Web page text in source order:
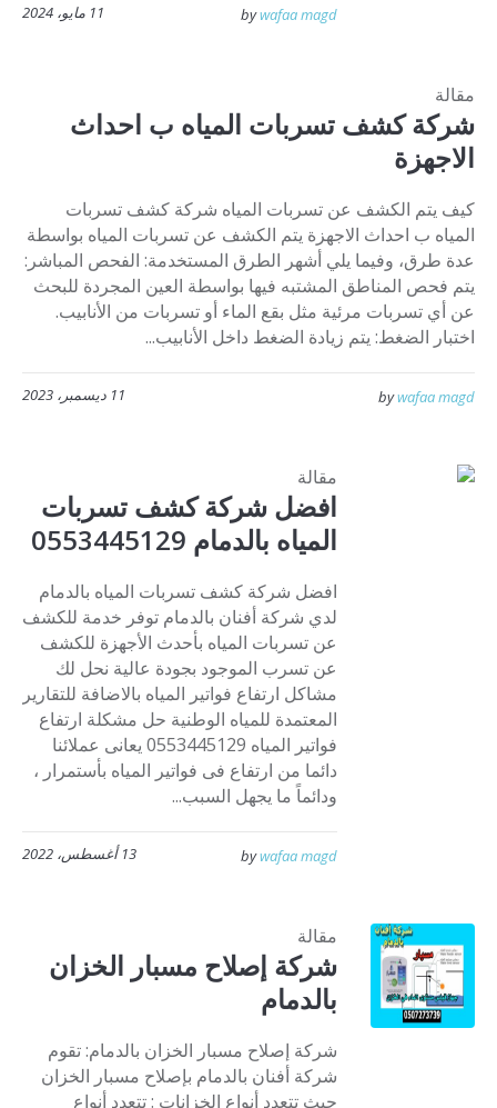
11 مايو، 2024 bywafaa magd
مقالة
شركة كشف تسربات المياه ب احداث
الاجهزة
كيف يتم الكشف عن تسربات المياه شركة كشف تسربات
المياه ب احداث الاجهزة يتم الكشف عن تسربات المياه بواسطة
عدة طرق، وفيما يلي أشهر الطرق المستخدمة: الفحص المباشر:
يتم فحص المناطق المشتبه فيها بواسطة العين المجردة للبحث
عن أي تسربات مرئية مثل بقع الماء أو تسربات من الأنابيب.
اختبار الضغط: يتم زيادة الضغط داخل الأنابيب...
11 ديسمبر، 2023 bywafaa magd
مقالة
افضل شركة كشف تسربات
المياه بالدمام 0553445129
افضل شركة كشف تسربات المياه بالدمام
لدي شركة أفنان بالدمام توفر خدمة للكشف
عن تسربات المياه بأحدث الأجهزة للكشف
عن تسرب الموجود بجودة عالية نحل لك
مشاكل ارتفاع فواتير المياه بالاضافة للتقارير
المعتمدة للمياه الوطنية حل مشكلة ارتفاع
فواتير المياه 0553445129 يعانى عملائنا
دائما من ارتفاع فى فواتير المياه بأستمرار ،
ودائماً ما يجهل السبب...
13 أغسطس، 2022 bywafaa magd
مقالة
شركة إصلاح مسبار الخزان
بالدمام
شركة إصلاح مسبار الخزان بالدمام: تقوم
شركة أفنان بالدمام بإصلاح مسبار الخزان
حيث تتعدد أنواع الخزانات : تتعدد أنواع